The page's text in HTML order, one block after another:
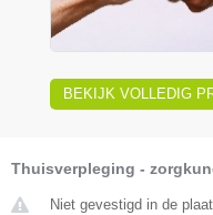
BEKIJK VOLLEDIG
Thuisverpleging -
Niet gevestigd in de